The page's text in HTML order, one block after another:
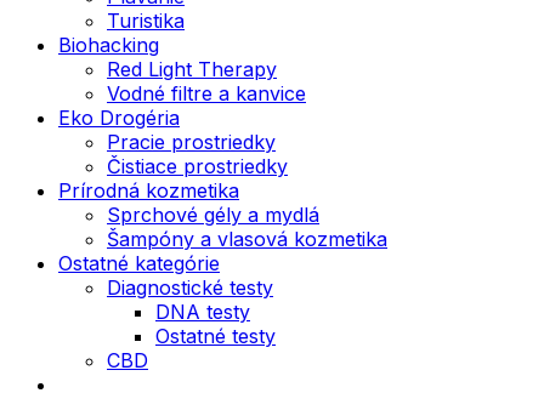
Turistika
Biohacking
Red Light Therapy
Vodné filtre a kanvice
Eko Drogéria
Pracie prostriedky
Čistiace prostriedky
Prírodná kozmetika
Sprchové gély a mydlá
Šampóny a vlasová kozmetika
Ostatné kategórie
Diagnostické testy
DNA testy
Ostatné testy
CBD